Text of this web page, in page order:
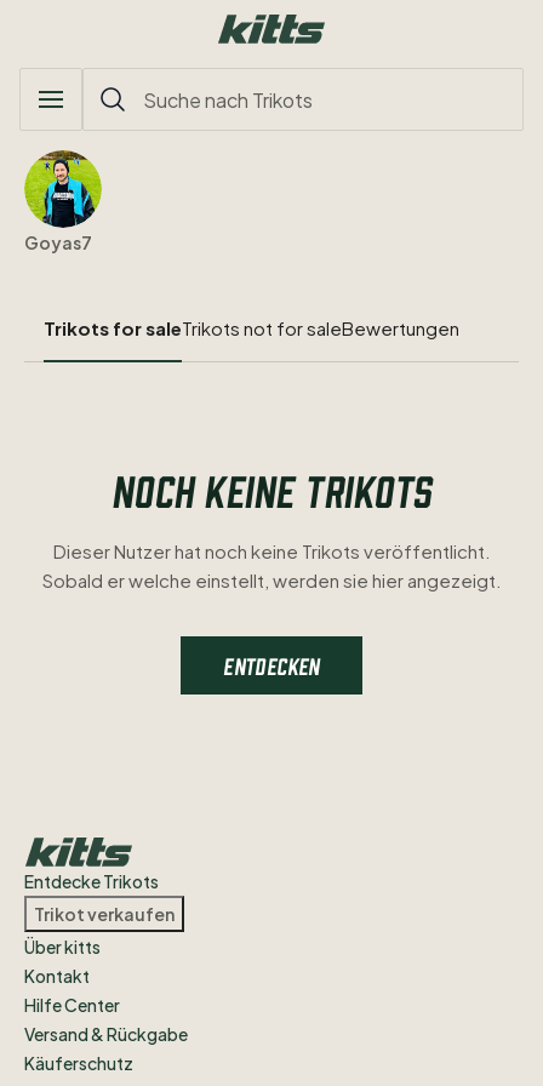
Goyas7
Trikots for saleTrikots not for saleBewertungen
NOCH KEINE TRIKOTS
Dieser Nutzer hat noch keine Trikots veröffentlicht.
Sobald er welche einstellt, werden sie hier angezeigt.
ENTDECKEN
Entdecke Trikots
Trikot verkaufen
Über kitts
Kontakt
Hilfe Center
Versand & Rückgabe
Käuferschutz